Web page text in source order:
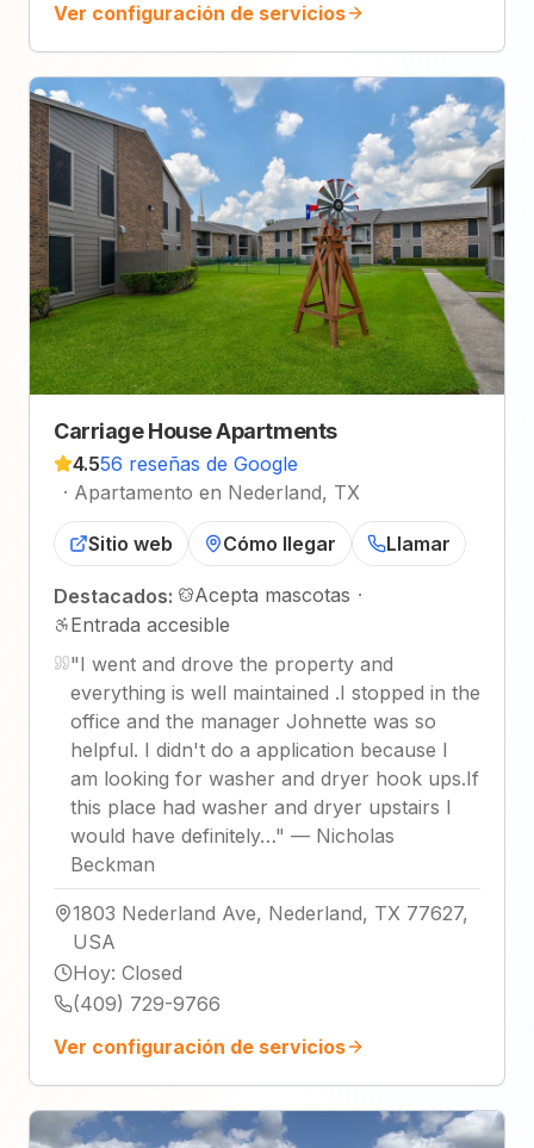
Ver configuración de servicios
Carriage House Apartments
4.556 reseñas de Google
· Apartamento en Nederland, TX
Sitio web Cómo llegar Llamar
Destacados: Acepta mascotas ·
Entrada accesible
"I went and drove the property and
everything is well maintained .I stopped in the
office and the manager Johnette was so
helpful. I didn't do a application because I
am looking for washer and dryer hook ups.If
this place had washer and dryer upstairs I
would have definitely…" — Nicholas
Beckman
1803 Nederland Ave, Nederland, TX 77627,
USA
Hoy: Closed
(409) 729-9766
Ver configuración de servicios